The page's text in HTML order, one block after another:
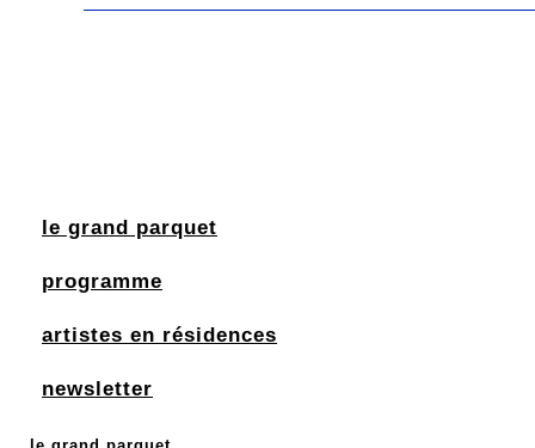
le grand parquet
programme
artistes en résidences
newsletter